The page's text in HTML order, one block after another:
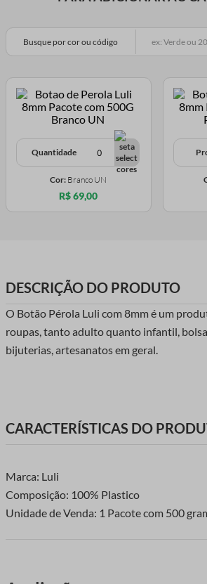
Busque por cor ou código
Quantidade
Cor: Branco UN
R$ 69,00
DESCRIÇÃO DO PRODUTO
O Botão Pérola Luli com 8mm é um
roupas, tanto adulto quanto infantil,
bijuterias, artesanatos em geral.
CARACTERÍSTICAS DO
Marca: Luli
Composição: 100% Plastico
Unidade de Venda: 1 Pacote com 500